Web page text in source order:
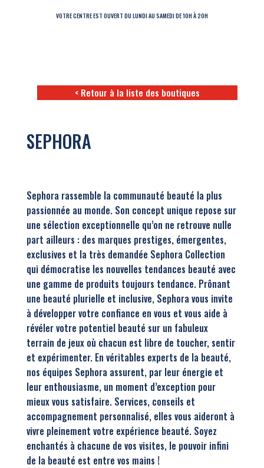
VOTRE CENTRE EST OUVERT DU LUNDI AU SAMEDI DE 10H À 20H
< Retour à la liste des boutiques
SEPHORA
Sephora rassemble la communauté beauté la plus
passionnée au monde. Son concept unique repose sur
une sélection exceptionnelle qu’on ne retrouve nulle
part ailleurs : des marques prestiges, émergentes,
exclusives et la très demandée Sephora Collection
qui démocratise les nouvelles tendances beauté avec
une gamme de produits toujours tendance. Prônant
une beauté plurielle et inclusive, Sephora vous invite
à développer votre confiance en vous et vous aide à
révéler votre potentiel beauté sur un fabuleux
terrain de jeux où chacun est libre de toucher, sentir
et expérimenter. En véritables experts de la beauté,
nos équipes Sephora assurent, par leur énergie et
leur enthousiasme, un moment d’exception pour
mieux vous satisfaire. Services, conseils et
accompagnement personnalisé, elles vous aideront à
vivre pleinement votre expérience beauté. Soyez
enchantés à chacune de vos visites, le pouvoir infini
de la beauté est entre vos mains !